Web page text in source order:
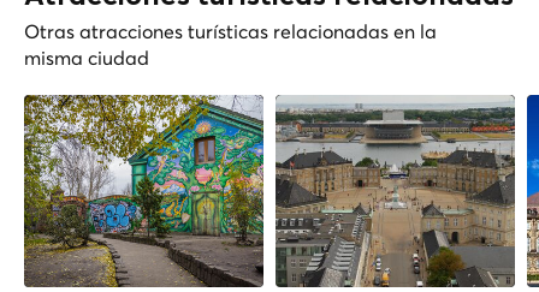
Otras atracciones turísticas relacionadas en la
misma ciudad